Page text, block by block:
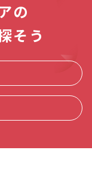
の
そう